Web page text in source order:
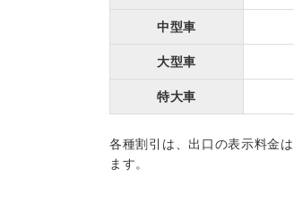
中型車
大型車
特大車
各種割引は、出口の表示料金
ます。